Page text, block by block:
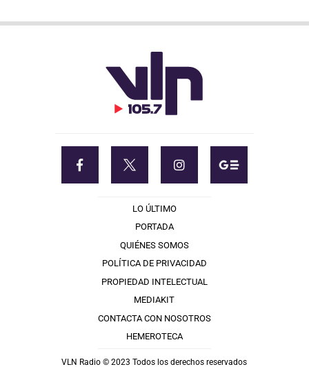
LO ÚLTIMO
PORTADA
QUIÉNES SOMOS
POLÍTICA DE PRIVACIDAD
PROPIEDAD INTELECTUAL
MEDIAKIT
CONTACTA CON NOSOTROS
HEMEROTECA
VLN Radio © 2023 Todos los derechos reservados